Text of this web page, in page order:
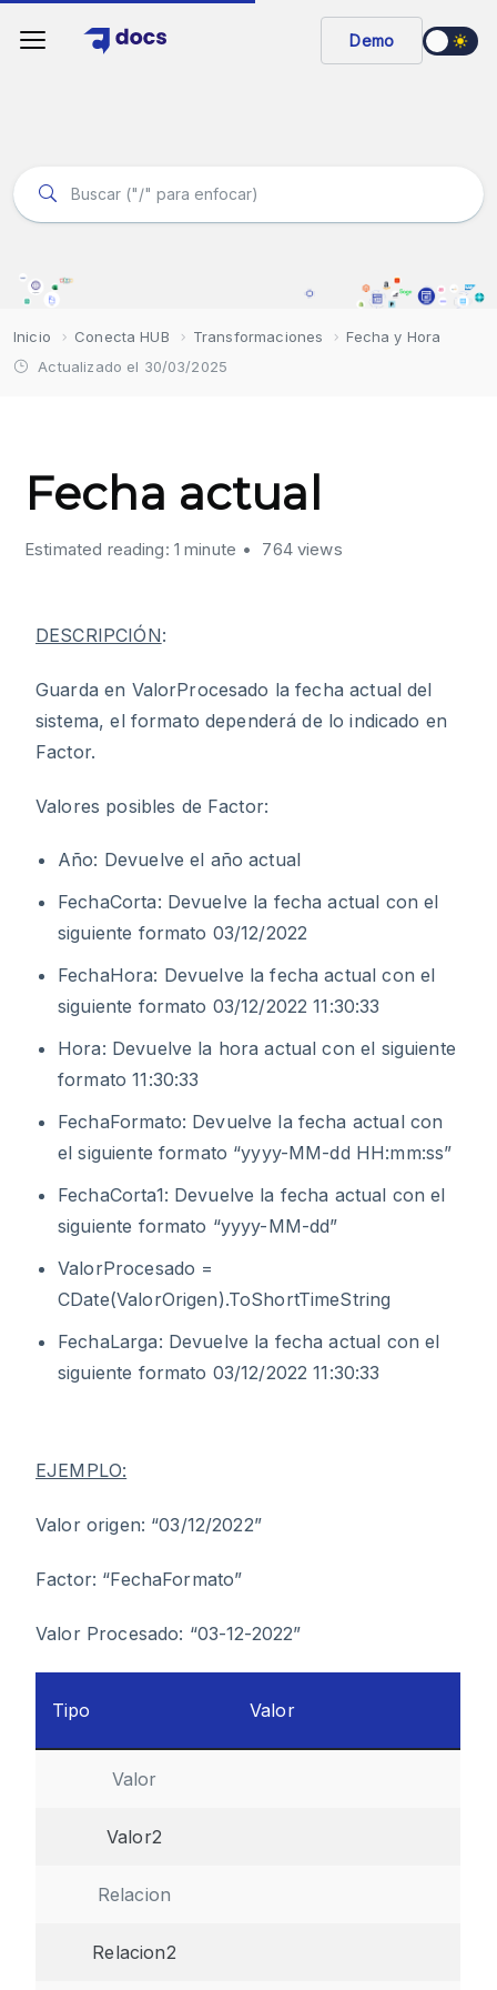
Demo
Inicio Conecta HUB Transformaciones
Fecha y Hora
Actualizado el 30/03/2025
Fecha actual
Estimated reading: 1 minute 764 views
DESCRIPCIÓN:
Guarda en ValorProcesado la fecha actual del
sistema, el formato dependerá de lo indicado en
Factor.
Valores posibles de Factor:
Año: Devuelve el año actual
FechaCorta: Devuelve la fecha actual con el
siguiente formato 03/12/2022
FechaHora: Devuelve la fecha actual con el
siguiente formato 03/12/2022 11:30:33
Hora: Devuelve la hora actual con el siguiente
formato 11:30:33
FechaFormato: Devuelve la fecha actual con
el siguiente formato “yyyy-MM-dd HH:mm:ss”
FechaCorta1: Devuelve la fecha actual con el
siguiente formato “yyyy-MM-dd”
ValorProcesado =
CDate(ValorOrigen).ToShortTimeString
FechaLarga: Devuelve la fecha actual con el
siguiente formato 03/12/2022 11:30:33
EJEMPLO:
Valor origen: “03/12/2022”
Factor: “FechaFormato”
Valor Procesado: “03-12-2022”
Tipo Valor
Valor
Valor2
Relacion
Relacion2